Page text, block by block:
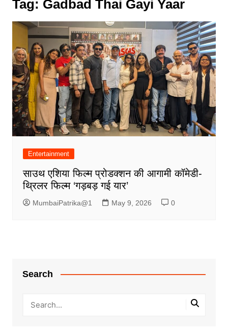
Tag: Gadbad Thai Gayi Yaar
Entertainment
साउथ एशिया फिल्म प्रोडक्शन की आगामी कॉमेडी-
थ्रिलर फिल्म ‘गड़बड़ गई यार’
MumbaiPatrika@1 May 9, 2026 0
Search